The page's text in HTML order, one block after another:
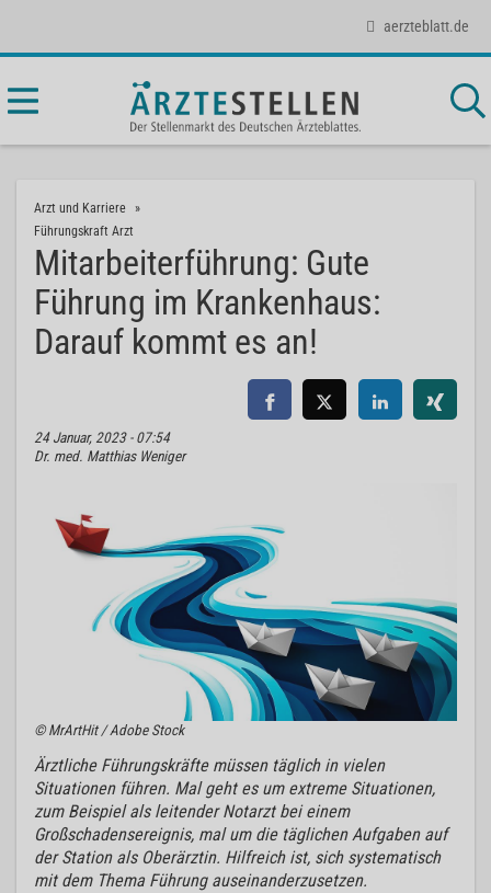
aerzteblatt.de
Arzt und Karriere
Führungskraft Arzt
Mitarbeiterführung: Gute
Führung im Krankenhaus:
Darauf kommt es an!
24 Januar, 2023 - 07:54
Dr. med. Matthias Weniger
© MrArtHit / Adobe Stock
Ärztliche Führungskräfte müssen täglich in vielen
Situationen führen. Mal geht es um extreme Situationen,
zum Beispiel als leitender Notarzt bei einem
Großschadensereignis, mal um die täglichen Aufgaben auf
der Station als Oberärztin. Hilfreich ist, sich systematisch
mit dem Thema Führung auseinanderzusetzen.